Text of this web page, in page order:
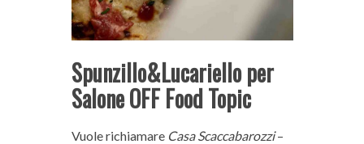
Spunzillo&Lucariello per
Salone OFF Food Topic
Vuole richiamare Casa Scaccabarozzi–